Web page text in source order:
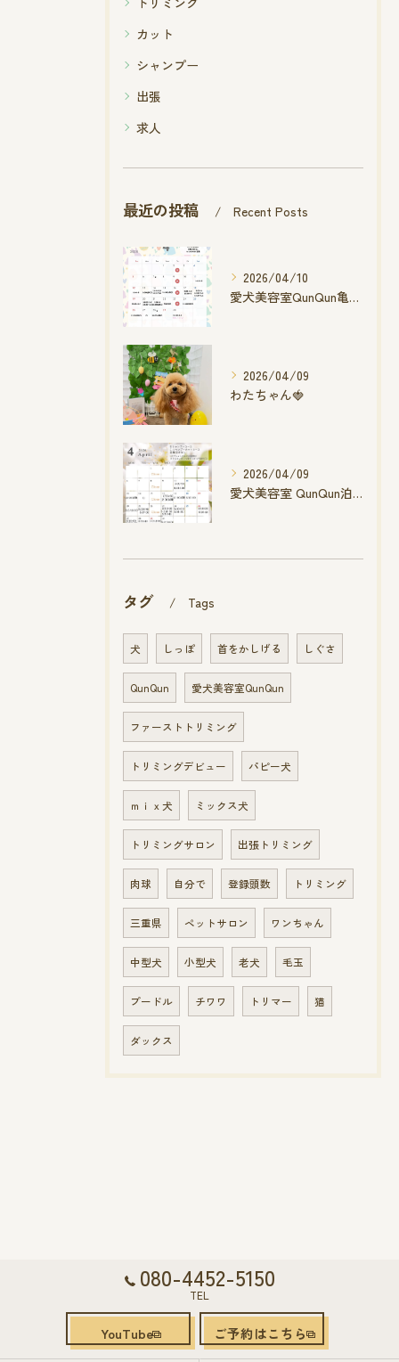
カット
シャンプー
出張
求人
最近の投稿 Recent Posts
2026/04/10
愛犬美容室QunQun亀山エコー店
2026/04/09
わたちゃん🍓
2026/04/09
愛犬美容室 QunQun泊店 4月空き状況です
タグ Tags
犬 しっぽ 首をかしげる しぐさ
QunQun 愛犬美容室QunQun
ファーストトリミング
トリミングデビュー パピー犬
ｍｉｘ犬 ミックス犬
トリミングサロン 出張トリミング
肉球 自分で 登録頭数 トリミング
三重県 ペットサロン ワンちゃん
中型犬 小型犬 老犬 毛玉
プードル チワワ トリマー 猫
ダックス
080-4452-5150
TEL
YouTube ご予約はこちら